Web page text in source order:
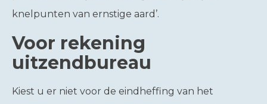
knelpunten van ernstige aard’.
Voor rekening
uitzendbureau
Kiest u er niet voor de eindheffing van het